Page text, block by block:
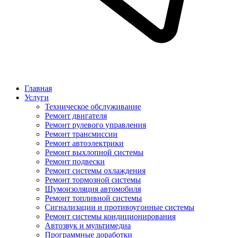
Главная
Услуги
Техническое обслуживание
Ремонт двигателя
Ремонт рулевого управления
Ремонт трансмиссии
Ремонт автоэлектрики
Ремонт выхлопной системы
Ремонт подвески
Ремонт системы охлаждения
Ремонт тормозной системы
Шумоизоляция автомобиля
Ремонт топливной системы
Сигнализации и противоугонные системы
Ремонт системы кондиционирования
Автозвук и мультимедиа
Программные доработки